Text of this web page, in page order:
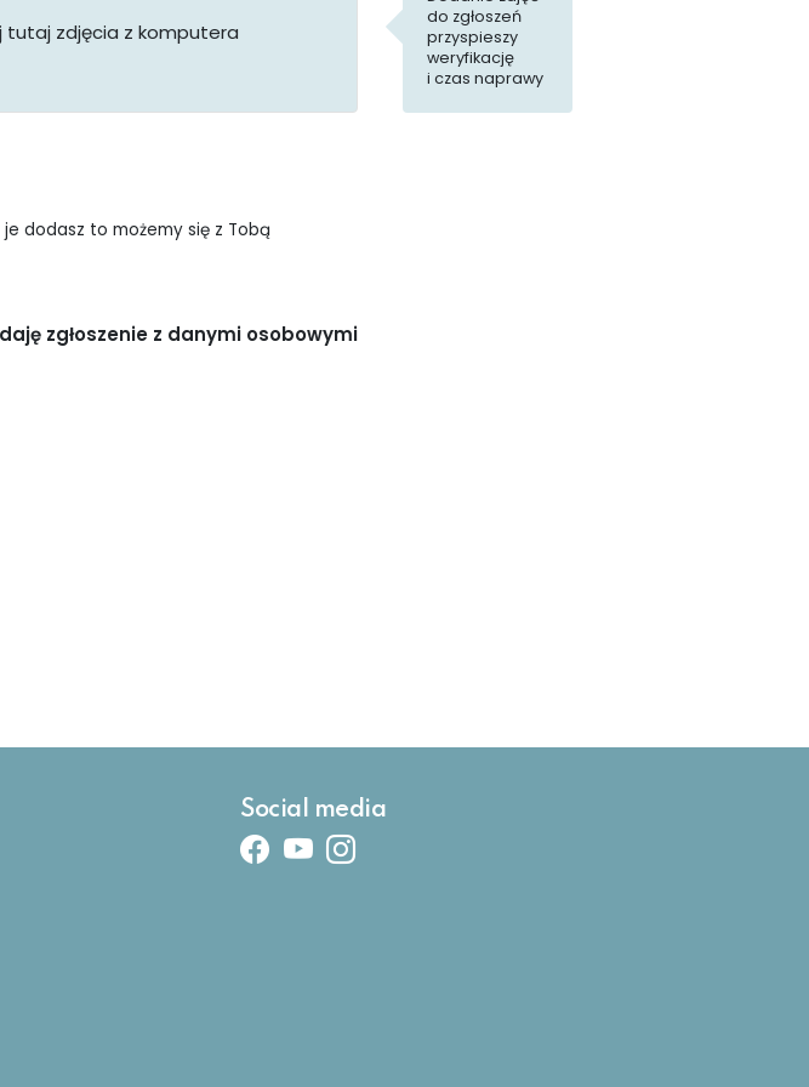
do zgłoszeń
przyspieszy
weryfikację
i czas naprawy
tutaj zdjęcia z komputera
dodasz to możemy się z Tobą
zgłoszenie z danymi osobowymi
Social media
FacebookYoutubeInstagram